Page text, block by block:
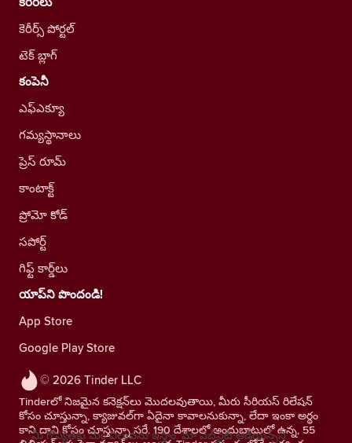
© 2026 Tinder LLC
Tinderలో నిజమైన కనెక్షన్‌లు మొదలవుతాయి, మీరు సీరియస్ రిలేషన్
కోసం చూస్తున్నా, క్యాజువల్‌గా ఏదైనా కావాలనుకున్నా, లేదా ఇంకా అర్థం
కాని దాని కోసం చూస్తున్నా సరే. 190 దేశాలలో అందుబాటులో ఉన్న, 55
కెరీర్స్ పోర్టల్
టెక్ బ్లాగ్
కంపెనీ
ఎఫ్ఎక్యూ
గమ్యస్థానాలు
ప్రెస్ రూమ్
కాంటాక్ట్
ప్రోమో కోడ్
సపోర్ట్
గిఫ్ట్ కార్డ్‌లు
యాప్‌ని పొందండి!
App Store
Google Play Store
మీ గోప్యతకు మేం విలువను ఇస్తాం. మా వెబ్‌సైట్ ఆడియెన్స్‌ని